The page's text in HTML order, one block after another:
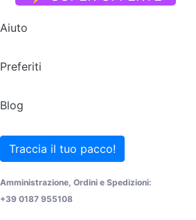
Aiuto
Preferiti
Blog
Traccia il tuo pacco!
Amministrazione, Ordini e Spedizioni:
+39 0187 955108